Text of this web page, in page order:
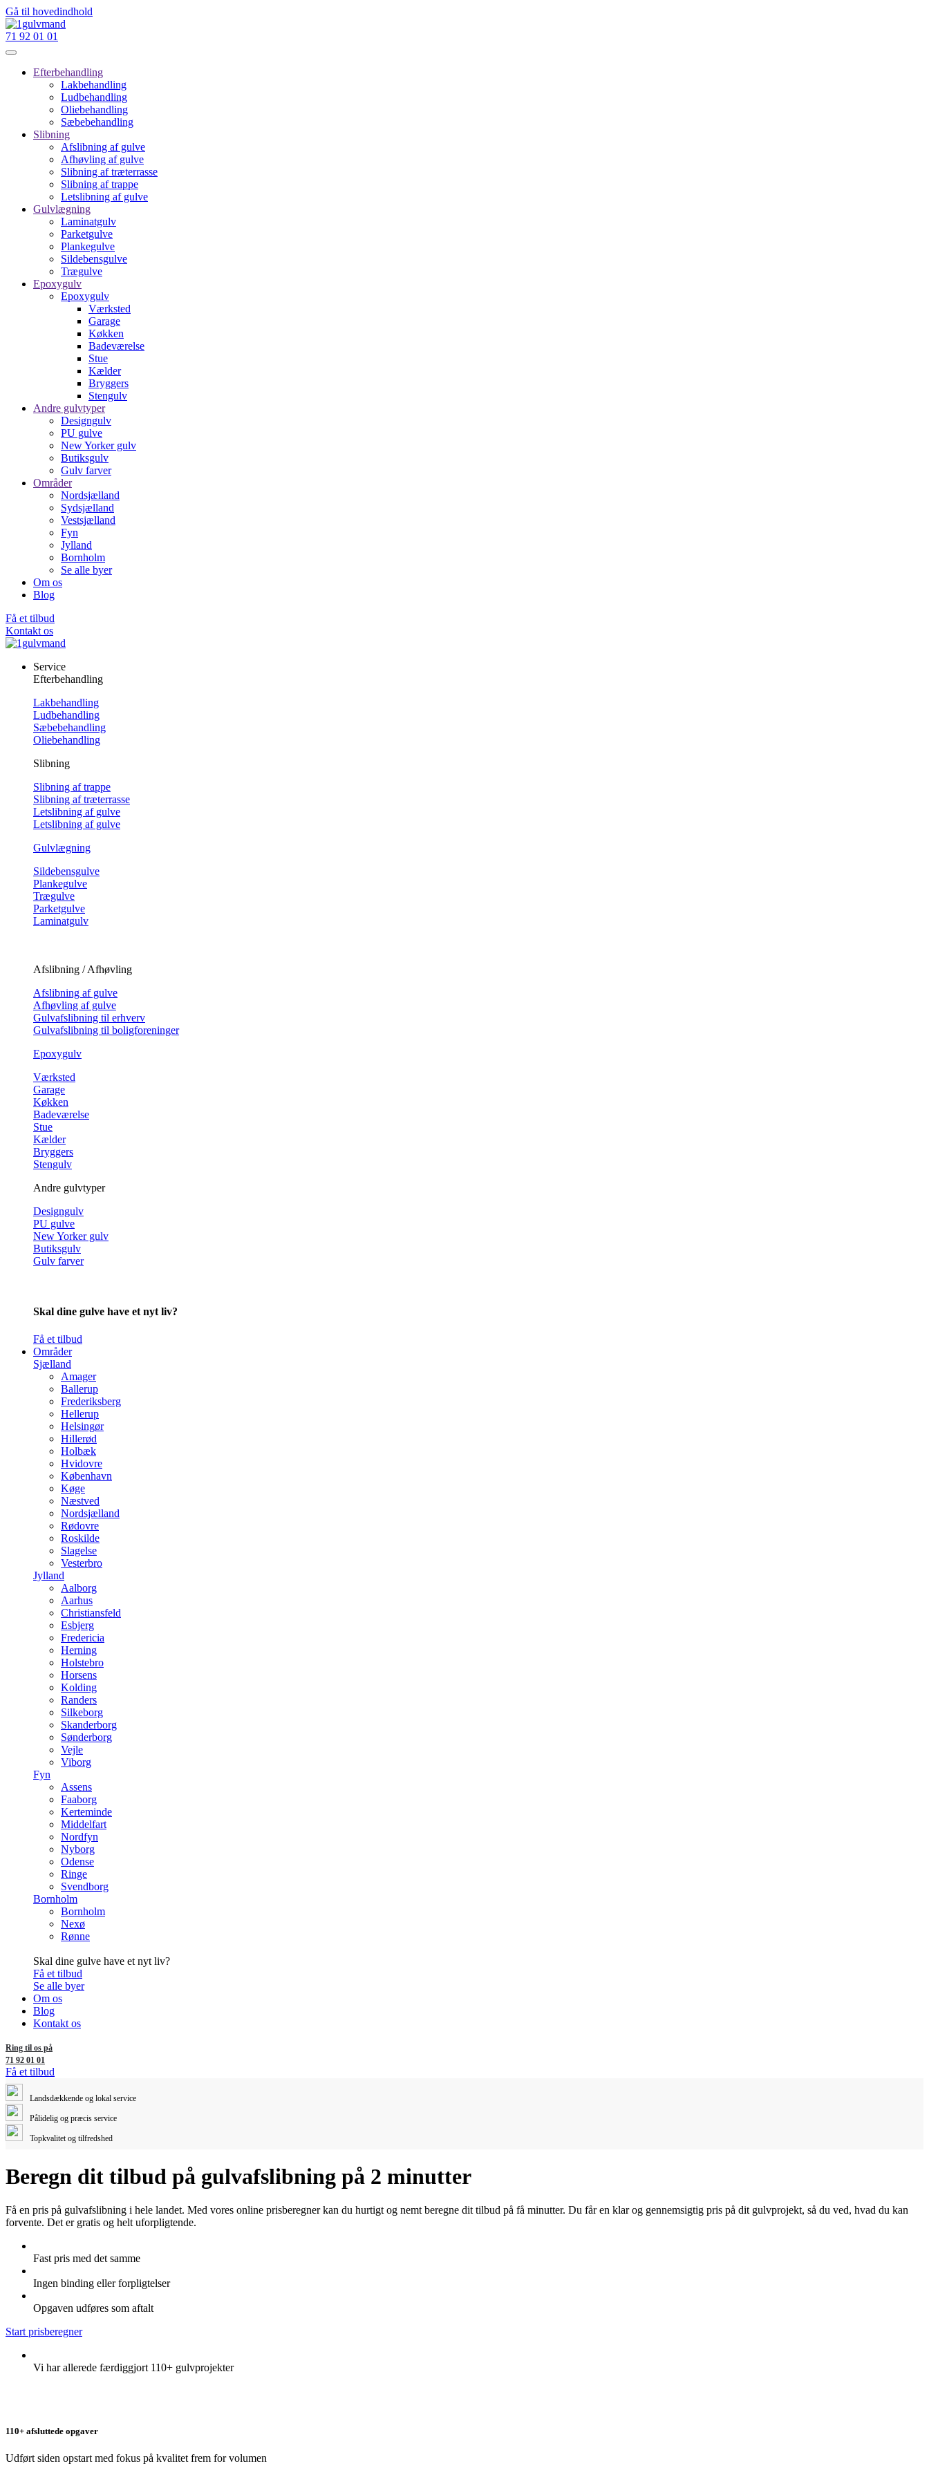
Gå til hovedindhold
71 92 01 01
Efterbehandling
Lakbehandling
Ludbehandling
Oliebehandling
Sæbebehandling
Slibning
Afslibning af gulve
Afhøvling af gulve
Slibning af træterrasse
Slibning af trappe
Letslibning af gulve
Gulvlægning
Laminatgulv
Parketgulve
Plankegulve
Sildebensgulve
Trægulve
Epoxygulv
Epoxygulv
Værksted
Garage
Køkken
Badeværelse
Stue
Kælder
Bryggers
Stengulv
Andre gulvtyper
Designgulv
PU gulve
New Yorker gulv
Butiksgulv
Gulv farver
Områder
Nordsjælland
Sydsjælland
Vestsjælland
Fyn
Jylland
Bornholm
Se alle byer
Om os
Blog
Få et tilbud
Kontakt os
Service
Efterbehandling
Lakbehandling
Ludbehandling
Sæbebehandling
Oliebehandling
Slibning
Slibning af trappe
Slibning af træterrasse
Letslibning af gulve
Letslibning af gulve
Gulvlægning
Sildebensgulve
Plankegulve
Trægulve
Parketgulve
Laminatgulv
Afslibning / Afhøvling
Afslibning af gulve
Afhøvling af gulve
Gulvafslibning til erhverv
Gulvafslibning til boligforeninger
Epoxygulv
Værksted
Garage
Køkken
Badeværelse
Stue
Kælder
Bryggers
Stengulv
Andre gulvtyper
Designgulv
PU gulve
New Yorker gulv
Butiksgulv
Gulv farver
Skal dine gulve have et nyt liv?
Få et tilbud
Områder
Sjælland
Amager
Ballerup
Frederiksberg
Hellerup
Helsingør
Hillerød
Holbæk
Hvidovre
København
Køge
Næstved
Nordsjælland
Rødovre
Roskilde
Slagelse
Vesterbro
Jylland
Aalborg
Aarhus
Christiansfeld
Esbjerg
Fredericia
Herning
Holstebro
Horsens
Kolding
Randers
Silkeborg
Skanderborg
Sønderborg
Vejle
Viborg
Fyn
Assens
Faaborg
Kerteminde
Middelfart
Nordfyn
Nyborg
Odense
Ringe
Svendborg
Bornholm
Bornholm
Nexø
Rønne
Skal dine gulve have et nyt liv?
Få et tilbud
Se alle byer
Om os
Blog
Kontakt os
Ring til os på
71 92 01 01
Få et tilbud
Landsdækkende og lokal service
Pålidelig og præcis service
Topkvalitet og tilfredshed
Beregn dit tilbud på gulvafslibning på 2 minutter
Få en pris på gulvafslibning i hele landet. Med vores online prisberegner kan du hurtigt og nemt beregne dit tilbud på få minutter. Du får en klar og gennemsigtig pris på dit gulvprojekt, så du ved, hvad du kan
forvente. Det er gratis og helt uforpligtende.
Fast pris med det samme
Ingen binding eller forpligtelser
Opgaven udføres som aftalt
Start prisberegner
Vi har allerede færdiggjort 110+ gulvprojekter
110+ afsluttede opgaver
Udført siden opstart med fokus på kvalitet frem for volumen